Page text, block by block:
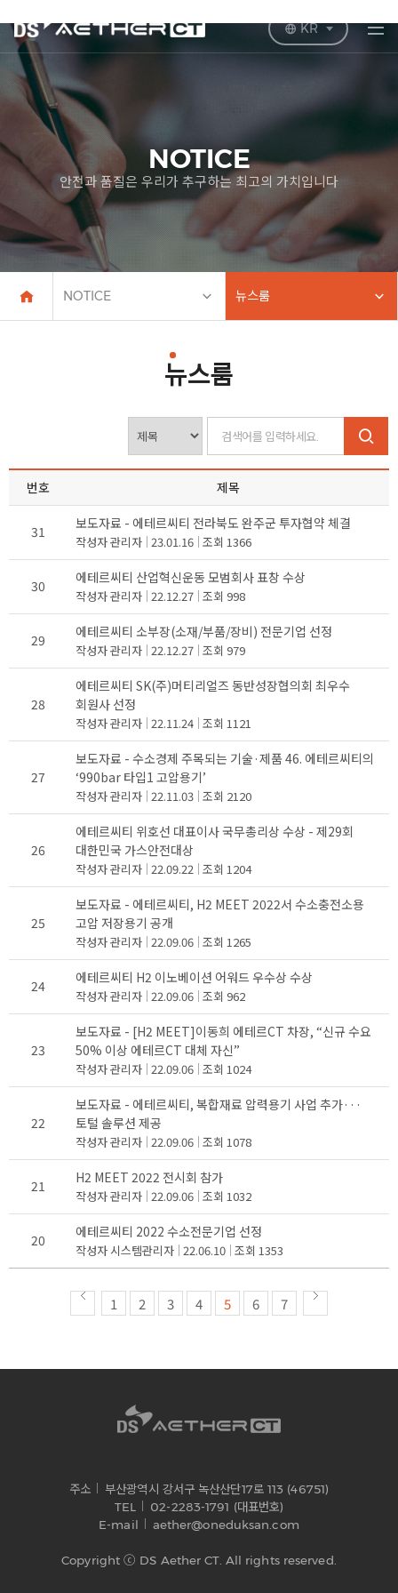
KR
NOTICE
안전과 품질은 우리가 추구하는 최고의 가치입니다
NOTICE 뉴스룸
뉴스룸
번호 제목
31 보도자료 - 에테르씨티 전라북도 완주군 투자협약 체결
작성자관리자 23.01.16 조회 1366
30 에테르씨티 산업혁신운동 모범회사 표창 수상
작성자관리자 22.12.27 조회 998
29 에테르씨티 소부장(소재/부품/장비) 전문기업 선정
작성자관리자 22.12.27 조회 979
28
에테르씨티 SK(주)머티리얼즈 동반성장협의회 최우수
회원사 선정
작성자관리자 22.11.24 조회 1121
27
보도자료 - 수소경제 주목되는 기술·제품 46. 에테르씨티의
‘990bar 타입1 고압용기’
작성자관리자 22.11.03 조회 2120
26
에테르씨티 위호선 대표이사 국무총리상 수상 - 제29회
대한민국 가스안전대상
작성자관리자 22.09.22 조회 1204
25
보도자료 - 에테르씨티, H2 MEET 2022서 수소충전소용
고압 저장용기 공개
작성자관리자 22.09.06 조회 1265
24 에테르씨티 H2 이노베이션 어워드 우수상 수상
작성자관리자 22.09.06 조회 962
23
보도자료 - [H2 MEET]이동희 에테르CT 차장, “신규 수요
50% 이상 에테르CT 대체 자신”
작성자관리자 22.09.06 조회 1024
22
보도자료 - 에테르씨티, 복합재료 압력용기 사업 추가···
토털 솔루션 제공
작성자관리자 22.09.06 조회 1078
21 H2 MEET 2022 전시회 참가
작성자관리자 22.09.06 조회 1032
20 에테르씨티 2022 수소전문기업 선정
작성자 시스템관리자 22.06.10 조회 1353
1 2 3 4 5 6 7
주소
부산광역시 강서구 녹산산단17로 113 (46751)
TEL
02-2283-1791 (대표번호)
E-mail
aether@oneduksan.com
Copyright ⓒ DS Aether CT. All rights reserved.